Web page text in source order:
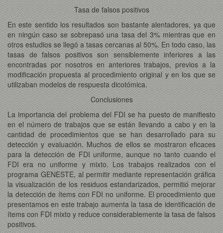
Tasa de falsos positivos
En este sentido los resultados son bastante alentadores, ya que
en ningún caso se sobrepasó una tasa del 3% mientras que en
otros estudios se llegó a tasas cercanas al 50%. En todo caso, las
tasas de falsos positivos son sensiblemente inferiores a las
encontradas por nosotros en anteriores trabajos, previos a la
modificación propuesta al procedimiento original y en los que se
utilizaban modelos de respuesta dicotómica.
Conclusiones
La importancia del problema del FDI se ha puesto de manifiesto
en el número de trabajos que se están llevando a cabo y en la
cantidad de procedimientos que se han desarrollado para su
detección y evaluación. Muchos de ellos se mostraron eficaces
para la detección de FDI uniforme, aunque no tanto cuando el
FDI era no uniforme y mixto. Los trabajos realizados con el
programa GENESTE, al permitir mediante representación gráfica
la visualización de los residuos estandarizados, permitió mejorar
la detección de ítems con FDI no uniforme. El procedimiento que
presentamos en este trabajo aumenta la tasa de identificación de
ítems con FDI mixto y reduce considerablemente la tasa de falsos
positivos.